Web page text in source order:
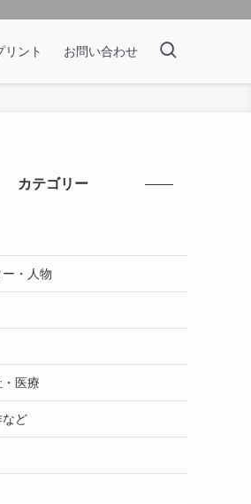
リント お問い合わせ
カテゴリー
・人物
医療
ど